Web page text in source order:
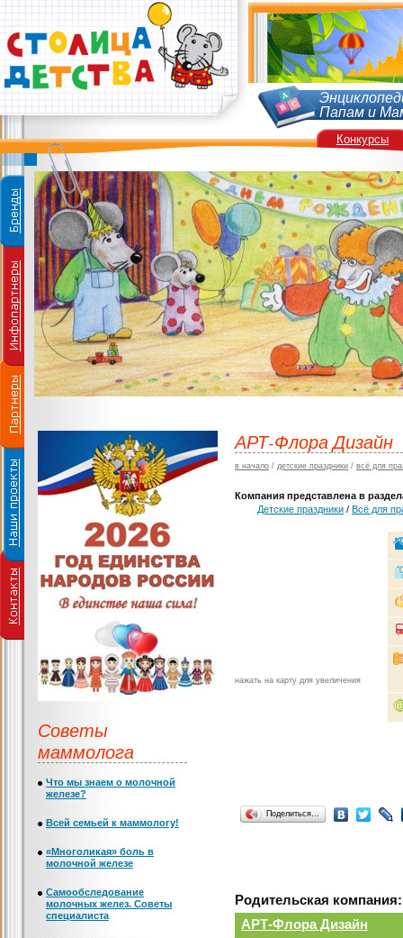
Папам и
АРТ-Флора Дизайн
в начало / детские праздники / всё для
Компания представлена в
Детские праздники / Всё для
нажать на карту для увеличения
Поделиться…
Родительская компания:
АРТ-Флора Дизайн
Советы
маммолога
Что мы знаем о молочной
железе?
Всей семьей к маммологу!
«Многоликая» боль в
молочной железе
Самообследование
молочных желез. Советы
специалиста
Конкурсы